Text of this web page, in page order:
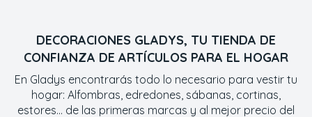
DECORACIONES GLADYS, TU TIENDA DE
CONFIANZA DE ARTÍCULOS PARA EL HOGAR
En Gladys encontrarás todo lo necesario para vestir tu
hogar: Alfombras, edredones, sábanas, cortinas,
estores... de las primeras marcas y al mejor precio del